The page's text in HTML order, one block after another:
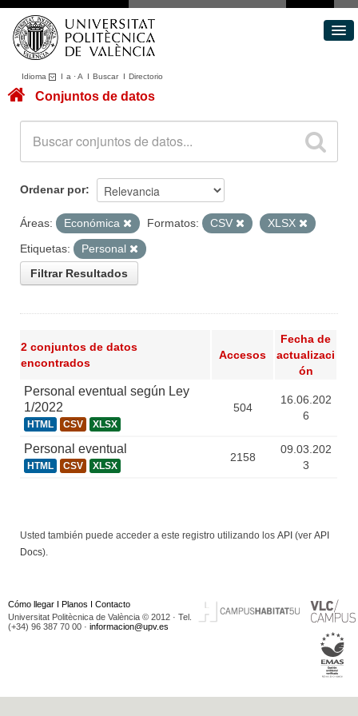
Idioma I a ·A I BuscarI Directorio
Conjuntos de datos
Acerca de
Portal de Transparencia
Conjuntos de datos
Ordenar por
Áreas: Económica Formatos: CSV
XLSX
Etiquetas:
Personal
Filtrar Resultados
2 conjuntos de datos
encontrados
Accesos
Fecha de
actualizaci
ón
Personal eventual según Ley
1/2022
HTML CSV XLSX
504
16.06.202
6
Personal eventual
HTML CSV XLSX
2158
09.03.202
3
Usted también puede acceder a este registro utilizando los API (ver API
Docs).
Cómo llegar I Planos I Contacto
Universitat Politècnica de València © 2012 · Tel.
(+34) 96 387 70 00 · informacion@upv.es